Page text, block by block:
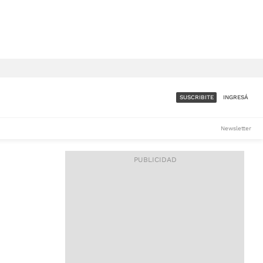
ACCESO FULL - $1.800/MES
SUSCRIBITE INGRESÁ
Newsletter